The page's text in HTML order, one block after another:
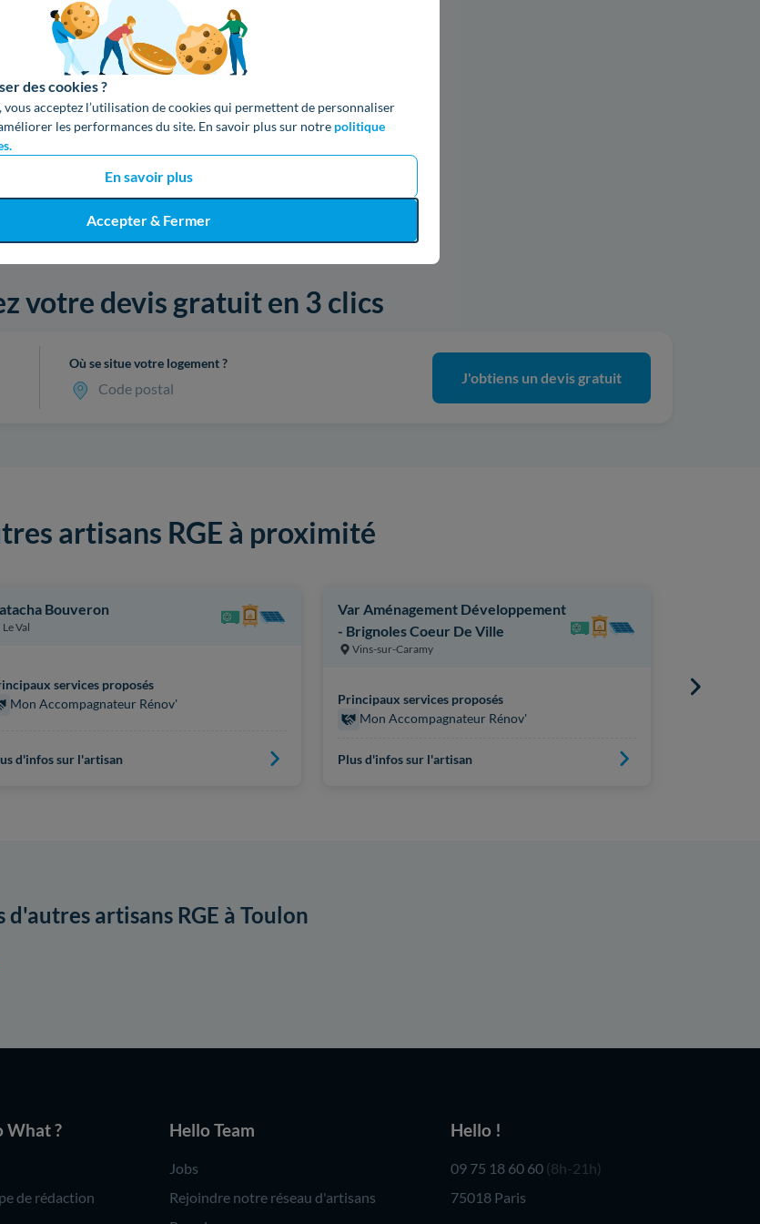
des cookies ?
acceptez l’utilisation de cookies qui permettent de personnaliser
les performances du site. En savoir plus sur notre politique
En savoir plus
Accepter & Fermer
votre devis gratuit en 3 clics
Où se situe votre logement ?
Code postal
J'obtiens un devis gratuit
artisans RGE à proximité
Bouveron
Le Val
services proposés
Mon Accompagnateur Rénov'
d'infos sur l'artisan
Var Aménagement Développement
- Brignoles Coeur De Ville
Vins-sur-Caramy
Principaux services proposés
Mon Accompagnateur Rénov'
Plus d'infos sur l'artisan
Principaux
d'autres artisans RGE à Toulon
What ?
de rédaction
Hello Team
Jobs
Rejoindre notre réseau d'artisans
Hello !
09 75 18 60 60 (8h-21h)
75018 Paris